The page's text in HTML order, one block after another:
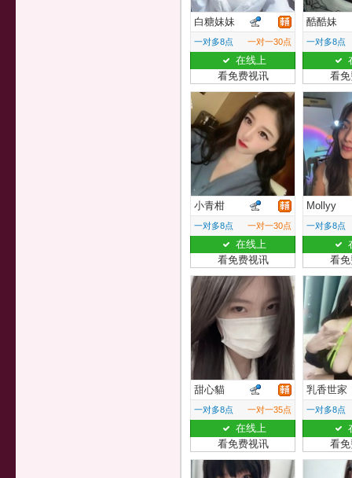
白糖妹妹
一对多8点 一对一30点
在线上
看免费视讯
酷酷妹
一对多8点
看
小青柑
一对多8点 一对一30点
在线上
看免费视讯
Mollyy
一对多8点
看
甜心貓
一对多8点 一对一35点
在线上
看免费视讯
乳香世家
一对多8点
看